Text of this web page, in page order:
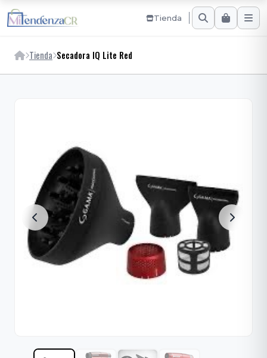
Tienda
Tienda Secadora IQ Lite Red